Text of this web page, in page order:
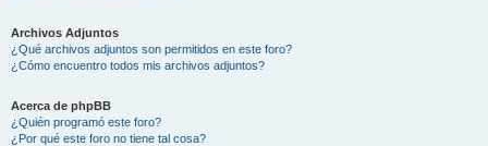
Archivos Adjuntos
¿Qué archivos adjuntos son permitidos en este foro?
¿Cómo encuentro todos mis archivos adjuntos?
Acerca de phpBB
¿Quién programó este foro?
¿Por qué este foro no tiene tal cosa?